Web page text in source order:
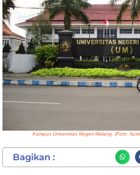
Kampus Universitas Negeri Malang. (Foto:
Bagikan :